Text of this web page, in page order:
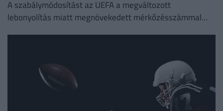
A szabálymódosítást az UEFA a megváltozott
lebonyolítás miatt megnövekedett mérkőzésszámmal